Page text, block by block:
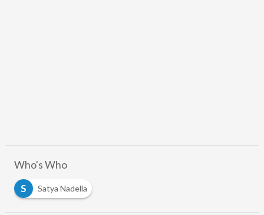
Who's Who
S
Satya Nadella